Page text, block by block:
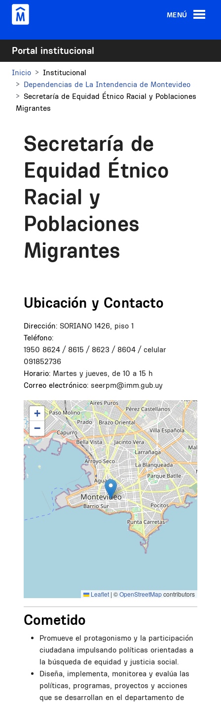
Pasar al contenido principal
MENÚ
Portal institucional
Inicio
Institucional
Dependencias de La Intendencia de Montevideo
Secretaría de Equidad Étnico Racial y Poblaciones
Migrantes
Secretaría de
Equidad Étnico
Racial y
Poblaciones
Migrantes
Ubicación y Contacto
Dirección: SORIANO 1426, piso 1
Teléfono:
1950 8624 / 8615 / 8623 / 8604 / celular
091852736
Horario: Martes y jueves, de 10 a 15 h
Correo electrónico: seerpm@imm.gub.uy
+
−
Leaflet | ©OpenStreetMapcontributors
Cometido
Promueve el protagonismo y la participación
ciudadana impulsando políticas orientadas a
la búsqueda de equidad y justicia social.
Diseña, implementa, monitorea y evalúa las
políticas, programas, proyectos y acciones
que se desarrollan en el departamento de